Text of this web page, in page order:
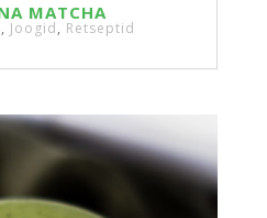
MATCHA
, Joogid, Retseptid